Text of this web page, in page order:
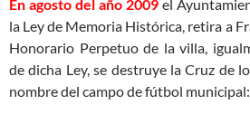
En agosto del año 2009 el
la Ley de Memoria Histórica, retira a
Honorario Perpetuo de la villa,
de dicha Ley, se destruye la Cruz de
nombre del campo de fútbol